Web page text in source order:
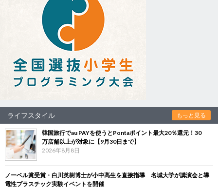
ライフスタイル もっと見る
韓国旅行でau PAYを使うとPontaポイント最大20％還元！30
万店舗以上が対象に【9月30日まで】
2026年8月8日
ノーベル賞受賞・白川英樹博士が小中高生を直接指導 名城大学が講演会と導
電性プラスチック実験イベントを開催